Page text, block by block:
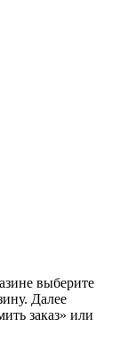
выберите
Далее
заказ» или